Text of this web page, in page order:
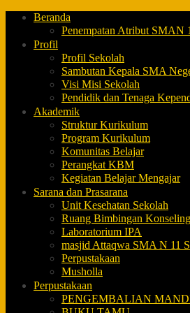
Beranda
Penempatan Atribut SMAN
Profil
Profil Sekolah
Sambutan Kepala SMA
Visi Misi Sekolah
Pendidik dan Tenaga
Akademik
Struktur Kurikulum
Program Kurikulum
Komunitas Belajar
Perangkat KBM
Kegiatan Belajar Mengajar
Sarana dan Prasarana
Unit Kesehatan Sekolah
Ruang Bimbingan Konseling
Laboratorium IPA
masjid Attaqwa SMA N 11
Perpustakaan
Musholla
Perpustakaan
PENGEMBALIAN